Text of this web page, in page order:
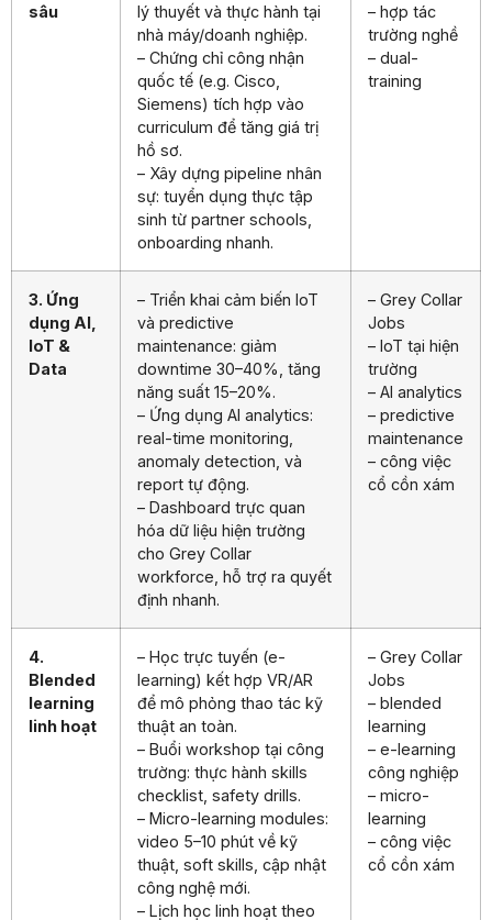
sâu
lý thuyết và thực hành tại
nhà máy/doanh nghiệp.
– Chứng chỉ công nhận
quốc tế (e.g. Cisco,
Siemens) tích hợp vào
curriculum để tăng giá trị
hồ sơ.
– Xây dựng pipeline nhân
sự: tuyển dụng thực tập
sinh từ partner schools,
onboarding nhanh.
– hợp tác
trường nghề
– dual-
training
3. Ứng
dụng AI,
IoT &
Data
– Triển khai cảm biến IoT
và predictive
maintenance: giảm
downtime 30–40%, tăng
năng suất 15–20%.
– Ứng dụng AI analytics:
real-time monitoring,
anomaly detection, và
report tự động.
– Dashboard trực quan
hóa dữ liệu hiện trường
cho Grey Collar
workforce, hỗ trợ ra quyết
định nhanh.
– Grey Collar
Jobs
– IoT tại hiện
trường
– AI analytics
– predictive
maintenance
– công việc
cổ cồn xám
4.
Blended
learning
linh hoạt
– Học trực tuyến (e-
learning) kết hợp VR/AR
để mô phỏng thao tác kỹ
thuật an toàn.
– Buổi workshop tại công
trường: thực hành skills
checklist, safety drills.
– Micro-learning modules:
video 5–10 phút về kỹ
thuật, soft skills, cập nhật
công nghệ mới.
– Lịch học linh hoạt theo
– Grey Collar
Jobs
– blended
learning
– e-learning
công nghiệp
– micro-
learning
– công việc
cổ cồn xám